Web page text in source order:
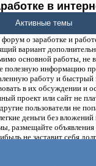
в
денег.
о заработке и
вариант
основной работы, не
полезную информацию
работу и быстрый
в их обсуждении и
проект или сайт не
пользователи не
деньги без
размещайте
не заставит себя
Активные темы